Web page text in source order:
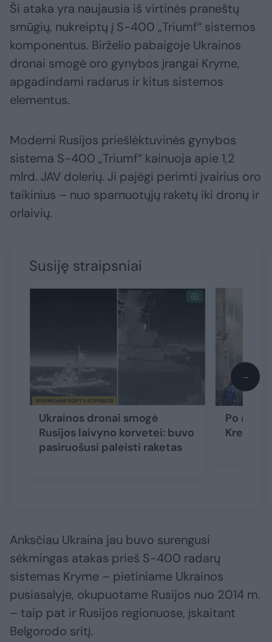
Ši ataka yra naujausia iš virtinės praneštų
smūgių, nukreiptų į S-400 „Triumf“ sistemos
komponentus. Birželio pabaigoje Ukrainos
dronai smogė oro gynybos įrangai Kryme,
apgadindami radarus ir kitus sistemos
elementus.
Moderni Rusijos priešlėktuvinės gynybos
sistema S-400 „Triumf“ kainuoja apie 1,2
mlrd. JAV dolerių. Ji pajėgi perimti įvairius oro
taikinius – nuo sparnuotųjų raketų iki dronų ir
orlaivių.
Susiję straipsniai
Ukrainos dronai smogė
Rusijos laivyno korvetei: buvo
pasiruošusi paleisti raketas
Po
→
Anksčiau Ukraina jau buvo surengusi
sėkmingas atakas prieš S-400 radarų
sistemas Kryme – pietiniame Ukrainos
pusiasalyje, okupuotame Rusijos nuo 2014 m.
– taip pat ir Rusijos regionuose, įskaitant
Belgorodo sritį.